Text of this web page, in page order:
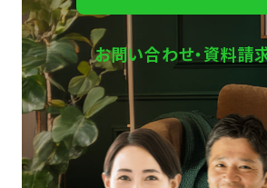
お問い合わせ・資料請